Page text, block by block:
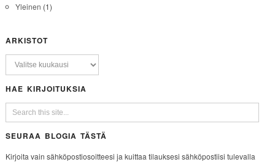
Yleinen (1)
ARKISTOT
HAE KIRJOITUKSIA
SEURAA BLOGIA TÄSTÄ
Kirjoita vain sähköpostiosoitteesi ja kuittaa tilauksesi sähköpostiisi tulevalla